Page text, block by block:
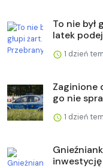
To nie był
latek
1 dzień
Zaginione
go nie
1 dzień
inwestycję